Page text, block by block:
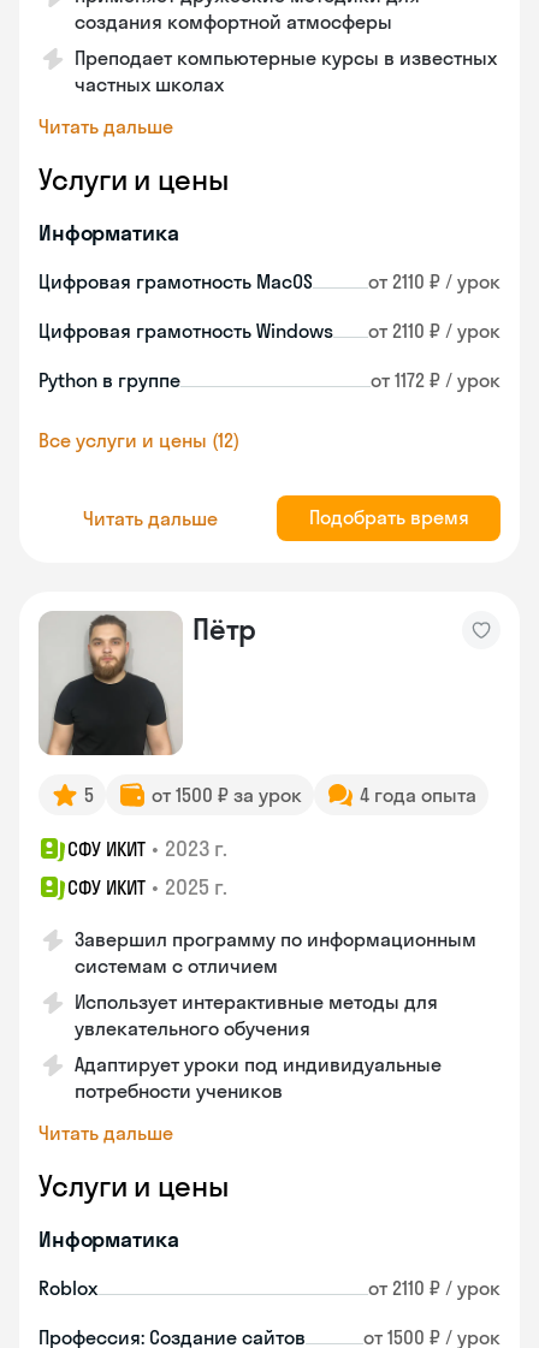
создания комфортной атмосферы
Преподает компьютерные курсы в известных
частных школах
Читать дальше
Услуги и цены
Информатика
Цифровая грамотность MacOS от 2110 ₽ / урок
Цифровая грамотность Windows от 2110 ₽ / урок
Python в группе от 1172 ₽ / урок
Все услуги и цены (12)
Читать дальше Подобрать время
Пётр
5 от 1500 ₽ за урок 4 года опыта
СФУ ИКИТ • 2023 г.
СФУ ИКИТ • 2025 г.
Завершил программу по информационным
системам с отличием
Использует интерактивные методы для
увлекательного обучения
Адаптирует уроки под индивидуальные
потребности учеников
Читать дальше
Услуги и цены
Информатика
Roblox от 2110 ₽ / урок
Профессия: Создание сайтов от 1500 ₽ / урок